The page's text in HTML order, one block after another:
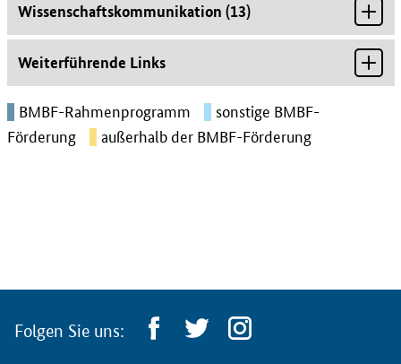
Wissenschaftskommunikation (13)
Weiterführende Links
BMBF-Rahmenprogramm
sonstige BMBF-
Förderung
außerhalb der BMBF-Förderung
Folgen Sie uns: